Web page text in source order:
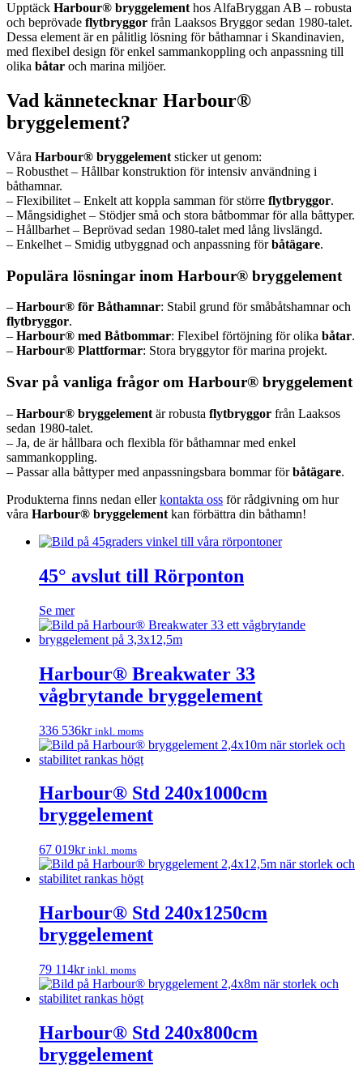
Upptäck Harbour® bryggelement hos AlfaBryggan AB – robusta
och beprövade flytbryggor från Laaksos Bryggor sedan 1980-talet.
Dessa element är en pålitlig lösning för båthamnar i Skandinavien,
med flexibel design för enkel sammankoppling och anpassning till
olika båtar och marina miljöer.
Vad kännetecknar Harbour®
bryggelement?
Våra Harbour® bryggelement sticker ut genom:
– Robusthet – Hållbar konstruktion för intensiv användning i
båthamnar.
– Flexibilitet – Enkelt att koppla samman för större flytbryggor.
– Mångsidighet – Stödjer små och stora båtbommar för alla båttyper.
– Hållbarhet – Beprövad sedan 1980-talet med lång livslängd.
– Enkelhet – Smidig utbyggnad och anpassning förbåtägare.
Populära lösningar inom Harbour® bryggelement
– Harbour® för Båthamnar: Stabil grund för småbåtshamnar och
flytbryggor.
– Harbour® med Båtbommar: Flexibel förtöjning för olika båtar.
– Harbour® Plattformar: Stora bryggytor för marina projekt.
Svar på vanliga frågor om Harbour® bryggelement
– Harbour® bryggelement är robusta flytbryggor från Laaksos
sedan 1980-talet.
– Ja, de är hållbara och flexibla för båthamnar med enkel
sammankoppling.
– Passar alla båttyper med anpassningsbara bommar förbåtägare.
Produkterna finns nedan ellerkontakta oss för rådgivning om hur
våra Harbour® bryggelement kan förbättra din båthamn!
45° avslut till Rörponton
Se mer
Harbour® Breakwater 33
vågbrytande bryggelement
336 536kr inkl. moms
Harbour® Std 240x1000cm
bryggelement
67 019kr inkl. moms
Harbour® Std 240x1250cm
bryggelement
79 114kr inkl. moms
Harbour® Std 240x800cm
bryggelement